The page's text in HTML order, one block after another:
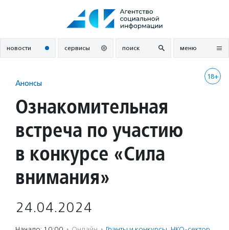
новости сервисы поиск меню
18+
Анонсы
Ознакомительная
встреча по участию
в конкурсе «Сила
внимания»
24.04.2024